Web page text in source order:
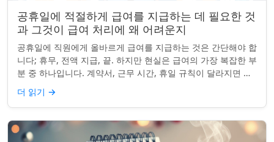
공휴일에 적절하게 급여를 지급하는 데 필요한 것
과 그것이 급여 처리에 왜 어려운지
공휴일에 직원에게 올바르게 급여를 지급하는 것은 간단해야 합
니다; 휴무, 전액 지급, 끝. 하지만 현실은 급여의 가장 복잡한 부
분 중 하나입니다. 계약서, 근무 시간, 휴일 규칙이 달라지면 하
나의 공휴일이 준수 문제...
더 읽기 →